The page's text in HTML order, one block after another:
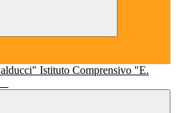
Istituto Comprensivo "E.